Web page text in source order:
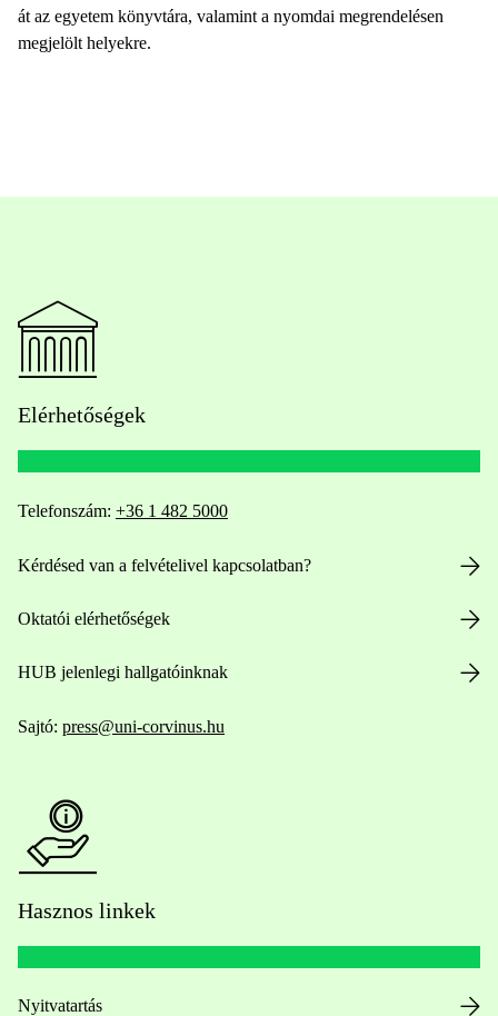
át az egyetem könyvtára, valamint a nyomdai megrendelésen
megjelölt helyekre.
Elérhetőségek
Telefonszám: +36 1 482 5000
Kérdésed van a felvételivel kapcsolatban?
Oktatói elérhetőségek
HUB jelenlegi hallgatóinknak
Sajtó: press@uni-corvinus.hu
Hasznos linkek
Nyitvatartás